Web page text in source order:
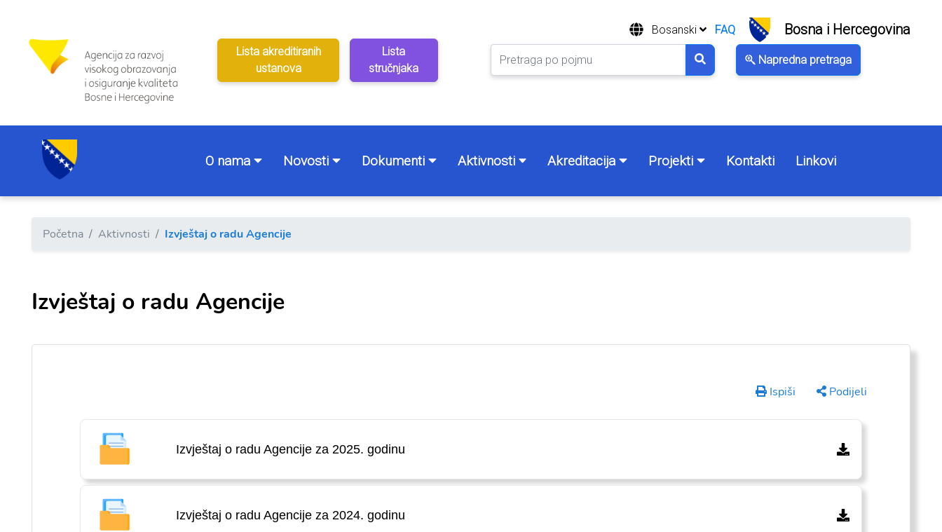
Lista akreditiranih
ustanova
Lista
stručnjaka
Napredna pretraga
Bosanski FAQ Bosna i Hercegovina
O nama Novosti Dokumenti Aktivnosti Akreditacija Projekti Kontakti Linkovi
Početna Aktivnosti Izvještaj o radu Agencije
Izvještaj o radu Agencije
Ispiši Podijeli
Izvještaj o radu Agencije za 2025. godinu
Izvještaj o radu Agencije za 2024. godinu